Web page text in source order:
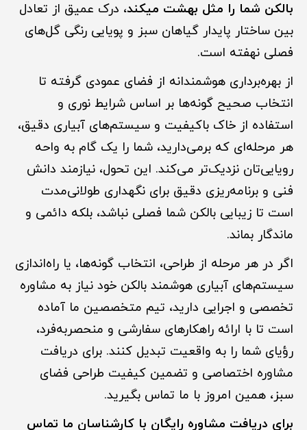
بالکن شما را مثل بهشت میکند، درک عمیق از تعادل
بین ساختار پایدار گیاهان سبز و پویایی رنگی گل‌های
فصلی نهفته است.
از بهره‌برداری هوشمندانه از فضای عمودی گرفته تا
انتخاب صحیح گونه‌ها بر اساس شرایط نوری و
استفاده از خاک باکیفیت و سیستم‌های آبیاری دقیق،
هر مرحله‌ای که برمی‌دارید، شما را یک گام به واحه
رویایی‌تان نزدیک‌تر می‌کند. این تحول، نیازمند دانش
فنی و برنامه‌ریزی دقیق برای نگهداری طولانی‌مدت
است تا زیبایی بالکن شما فصلی نباشد، بلکه دائمی و
ماندگار بماند.
اگر در هر مرحله از طراحی، انتخاب گونه‌ها، یا راه‌اندازی
سیستم‌های آبیاری هوشمند بالکن خود نیاز به مشاوره
تخصصی و اجرایی دارید، تیم متخصصین ما آماده
است تا با ارائه راهکارهای سفارشی و منحصربه‌فرد،
رؤیای شما را به واقعیت تبدیل کنند. برای دریافت
مشاوره اختصاصی و تضمین کیفیت طراحی فضای
سبز، همین امروز با ما تماس بگیرید.
برای دریافت مشاوره رایگان با کارشناسان ما تماس